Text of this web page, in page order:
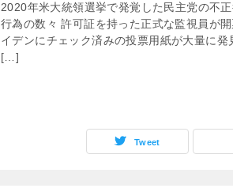
2020年米大統領選挙で発覚した民主党の不
行為の数々 許可証を持った正式な監視員が
イデンにチェック済みの投票用紙が大量に
[…]
Tweet